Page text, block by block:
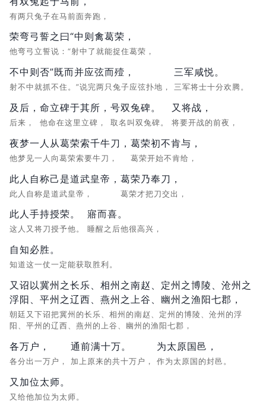
有两只兔子在马前面奔跑，
荣弯弓誓之曰“中则禽葛荣，
他弯弓立誓说：“射中了就能捉住葛荣，
不中则否”既而并应弦而殪，
射不中就抓不住。”说完两只兔子应弦扑地，
三军咸悦。
三军将士十分欢腾。
及后，
后来，
命立碑于其所，
他命在这里立碑，
号双兔碑。
取名叫双兔碑。
又将战，
将要开战的前夜，
夜梦一人从葛荣索千牛刀，
他梦见一人向葛荣索要牛刀，
葛荣初不肯与，
葛荣开始不肯给，
此人自称己是道武皇帝，
此人自称是道武皇帝，
葛荣乃奉刀，
葛荣才把刀交出，
此人手持授荣。
这人又将刀授予他。
寤而喜。
睡醒之后他很高兴，
自知必胜。
知道这一仗一定能获取胜利。
又诏以冀州之长乐、相州之南赵、定州之博陵、沧州之
浮阳、平州之辽西、燕州之上谷、幽州之渔阳七郡，
朝廷又下诏把冀州的长乐、相州的南赵、定州的博陵、沧州的浮
阳、平州的辽西、燕州的上谷、幽州的渔阳七郡，
各万户，
各分出一万户，
通前满十万。
加上原来的共十万户，
为太原国邑，
作为太原国的封邑。
又加位太师。
又给他加位为太师。